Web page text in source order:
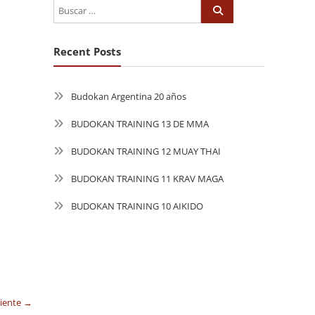
→
Recent Posts
Budokan Argentina 20 años
BUDOKAN TRAINING 13 DE MMA
BUDOKAN TRAINING 12 MUAY THAI
BUDOKAN TRAINING 11 KRAV MAGA
BUDOKAN TRAINING 10 AIKIDO